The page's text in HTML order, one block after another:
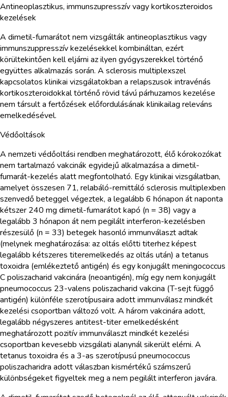
Antineoplasztikus, immunszupresszív vagy kortikoszteroidos
kezelések
A dimetil-fumarátot nem vizsgálták antineoplasztikus vagy
immunszuppresszív kezelésekkel kombináltan, ezért
körültekintően kell eljárni az ilyen gyógyszerekkel történő
együttes alkalmazás során. A sclerosis multiplexszel
kapcsolatos klinikai vizsgálatokban a relapszusok intravénás
kortikoszteroidokkal történő rövid távú párhuzamos kezelése
nem társult a fertőzések előfordulásának klinikailag releváns
emelkedésével.
Védőoltások
A nemzeti védőoltási rendben meghatározott, élő kórokozókat
nem tartalmazó vakcinák egyidejű alkalmazása a dimetil-
fumarát-kezelés alatt megfontolható. Egy klinikai vizsgálatban,
amelyet összesen 71, relabáló-remittáló sclerosis multiplexben
szenvedő beteggel végeztek, a legalább 6 hónapon át naponta
kétszer 240 mg dimetil-fumarátot kapó (n = 38) vagy a
legalább 3 hónapon át nem pegilált interferon-kezelésben
részesülő (n = 33) betegek hasonló immunválaszt adtak
(melynek meghatározása: az oltás előtti titerhez képest
legalább kétszeres titeremelkedés az oltás után) a tetanus
toxoidra (emlékeztető antigén) és egy konjugált meningococcus
C poliszacharid vakcinára (neoantigén), míg egy nem konjugált
pneumococcus 23-valens poliszacharid vakcina (T-sejt függő
antigén) különféle szerotípusaira adott immunválasz mindkét
kezelési csoportban változó volt. A három vakcinára adott,
legalább négyszeres antitest-titer emelkedésként
meghatározott pozitív immunválaszt mindkét kezelési
csoportban kevesebb vizsgálati alanynál sikerült elérni. A
tetanus toxoidra és a 3-as szerotípusú pneumococcus
poliszacharidra adott válaszban kismértékű számszerű
különbségeket figyeltek meg a nem pegilált interferon javára.